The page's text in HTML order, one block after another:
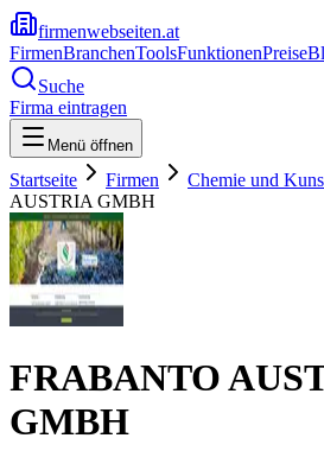
firmenwebseiten.at
FirmenBranchenToolsFunktionenPreise
Suche
Firma eintragen
Menü öffnen
Startseite Firmen Chemie und
AUSTRIA GMBH
FRABANTO
GMBH